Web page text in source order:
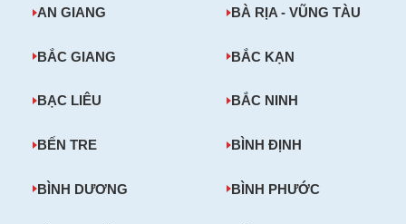
AN GIANG BÀ RỊA - VŨNG TÀU
BẮC GIANG BẮC KẠN
BẠC LIÊU BẮC NINH
BẾN TRE BÌNH ĐỊNH
BÌNH DƯƠNG BÌNH PHƯỚC